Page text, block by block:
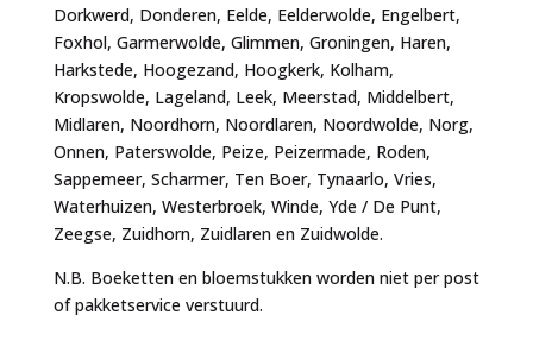
Dorkwerd, Donderen, Eelde, Eelderwolde, Engelbert,
Foxhol, Garmerwolde, Glimmen, Groningen, Haren,
Harkstede, Hoogezand, Hoogkerk, Kolham,
Kropswolde, Lageland, Leek, Meerstad, Middelbert,
Midlaren, Noordhorn, Noordlaren, Noordwolde, Norg,
Onnen, Paterswolde, Peize, Peizermade, Roden,
Sappemeer, Scharmer, Ten Boer, Tynaarlo, Vries,
Waterhuizen, Westerbroek, Winde, Yde / De Punt,
Zeegse, Zuidhorn, Zuidlaren en Zuidwolde.
N.B. Boeketten en bloemstukken worden niet per post
of pakketservice verstuurd.